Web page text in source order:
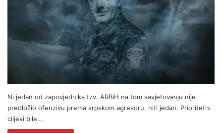
Ni jedan od zapovjednika tzv. ARBiH na tom savjetovanju nije
predložio ofenzivu prema srpskom agresoru, niti jedan. Prioritetni
ciljevi bile…